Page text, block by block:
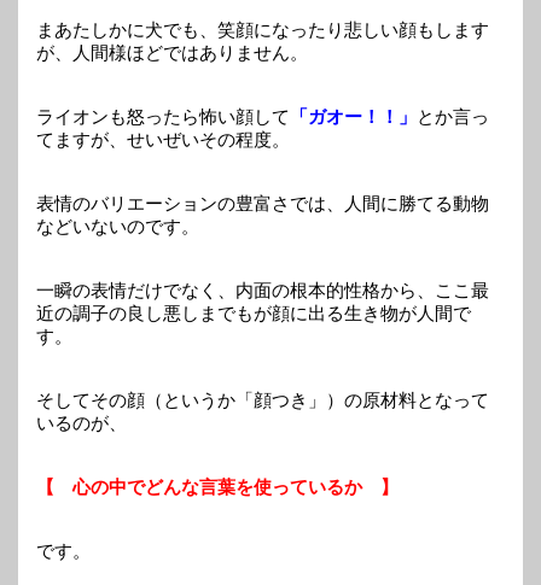
まあたしかに犬でも、笑顔になったり悲しい顔もします
が、人間様ほどではありません。
ライオンも怒ったら怖い顔して 「ガオー！！」 とか言っ
てますが、せいぜいその程度。
表情のバリエーションの豊富さでは、人間に勝てる動物
などいないのです。
一瞬の表情だけでなく、内面の根本的性格から、ここ最
近の調子の良し悪しまでもが顔に出る生き物が人間で
す。
そしてその顔（というか「顔つき」）の原材料となって
いるのが、
【 心の中でどんな言葉を使っているか 】
です。